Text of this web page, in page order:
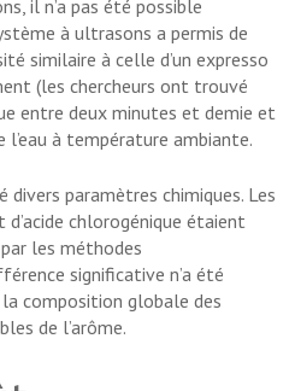
il n’a pas été possible
à ultrasons a permis de
similaire à celle d’un expresso
(les chercheurs ont trouvé
entre deux minutes et demie et
à température ambiante.
divers paramètres chimiques. Les
chlorogénique étaient
les méthodes
significative n’a été
composition globale des
de l’arôme.